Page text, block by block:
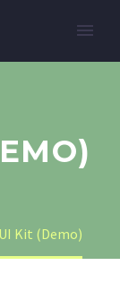
Kit (Demo)